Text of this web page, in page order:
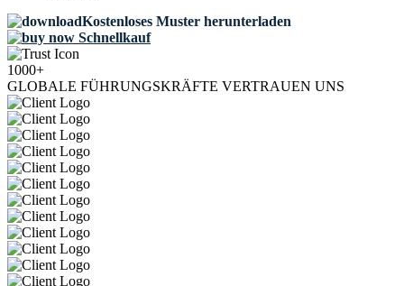
Kostenloses Muster herunterladen
Schnellkauf
1000+
GLOBALE FÜHRUNGSKRÄFTE VERTRAUEN UNS